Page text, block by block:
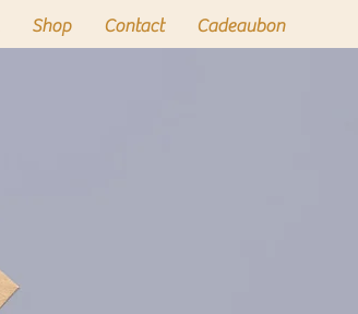
Shop Contact Cadeaubon